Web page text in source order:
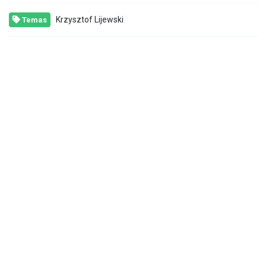
Temas Krzysztof Lijewski